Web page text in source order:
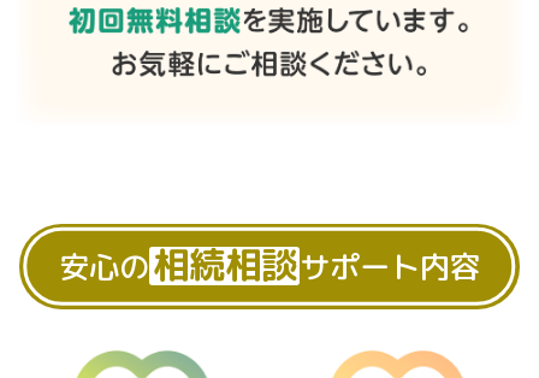
安心の相続相談サポート内容